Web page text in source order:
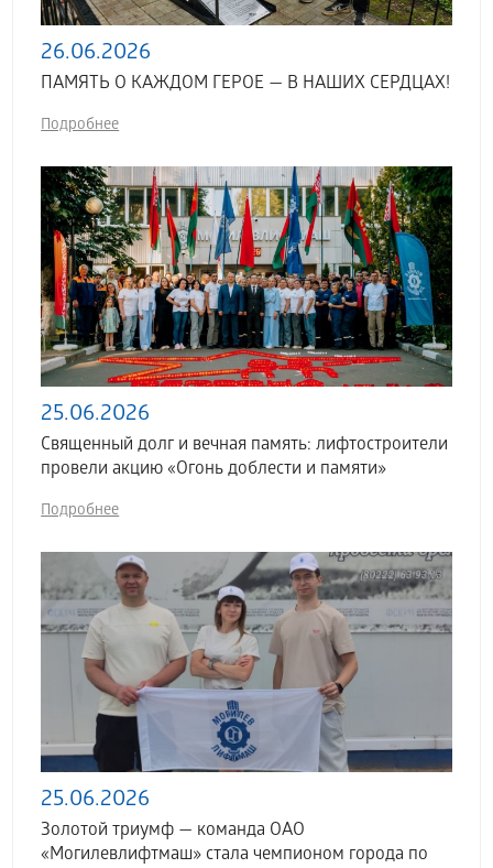
26.06.2026
ПАМЯТЬ О КАЖДОМ ГЕРОЕ — В НАШИХ СЕРДЦАХ!
Подробнее
25.06.2026
Священный долг и вечная память: лифтостроители
провели акцию «Огонь доблести и памяти»
Подробнее
25.06.2026
Золотой триумф — команда ОАО
«Могилевлифтмаш» стала чемпионом города по